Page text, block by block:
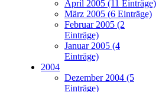
April 2005 (11 Einträge)
März 2005 (6 Einträge)
Februar 2005 (2
Einträge)
Januar 2005 (4
Einträge)
2004
Dezember 2004 (5
Einträge)